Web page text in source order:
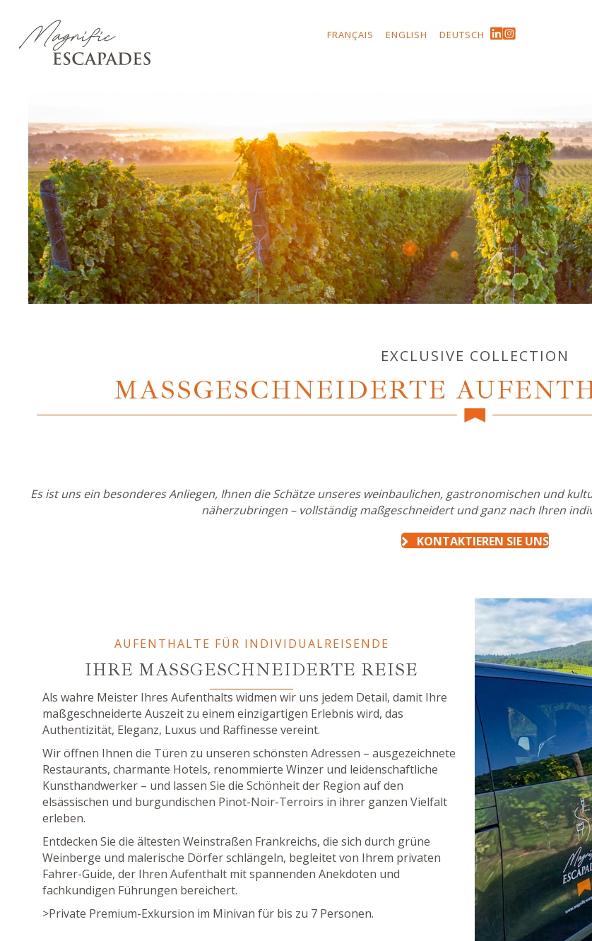
FRANÇAIS ENGLISH DEUTSCH
EXCLUSIVE COLLECTION
MASSGESCHNEIDERTE
Es ist uns ein besonderes Anliegen, Ihnen die Schätze unseres weinbaulichen, gastronomischen und
näherzubringen – vollständig maßgeschneidert und ganz nach Ihren
KONTAKTIEREN SIE UNS
AUFENTHALTE FÜR INDIVIDUALREISENDE
IHRE MASSGESCHNEIDERTE REISE
Als wahre Meister Ihres Aufenthalts widmen wir uns jedem Detail, damit Ihre
maßgeschneiderte Auszeit zu einem einzigartigen Erlebnis wird, das
Authentizität, Eleganz, Luxus und Raffinesse vereint.
Wir öffnen Ihnen die Türen zu unseren schönsten Adressen – ausgezeichnete
Restaurants, charmante Hotels, renommierte Winzer und leidenschaftliche
Kunsthandwerker – und lassen Sie die Schönheit der Region auf den
elsässischen und burgundischen Pinot-Noir-Terroirs in ihrer ganzen Vielfalt
erleben.
Entdecken Sie die ältesten Weinstraßen Frankreichs, die sich durch grüne
Weinberge und malerische Dörfer schlängeln, begleitet von Ihrem privaten
Fahrer-Guide, der Ihren Aufenthalt mit spannenden Anekdoten und
fachkundigen Führungen bereichert.
>Private Premium-Exkursion im Minivan für bis zu 7 Personen.